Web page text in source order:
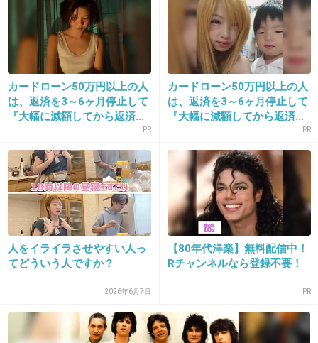
2015/10/31(土) 16:38:43
吉高みたいならいいけどね。一重でも二重でも
鼻と口と輪郭が良くないとね
+477
13. 匿名2015/10/31(土) 16:38:46
奥二重は憧れる
+94 -72
いるわけない
カードローン50万円以上の人
は、返済を3～6ヶ月停止して
『大幅に減額してから返済...
PR
カードローン50万円以上の人
は、返済を3～6ヶ月停止して
『大幅に減額してから返済...
PR
人をイライラさせやすい人っ
てどういう人ですか？
2026年6月7日
【80年代洋楽】無料配信中！
Rチャンネルなら登録不要！
PR